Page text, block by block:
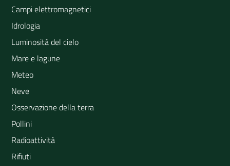
Campi elettromagnetici
Idrologia
Luminosità del cielo
Mare e lagune
Meteo
Neve
Osservazione della terra
Pollini
Radioattività
Rifiuti